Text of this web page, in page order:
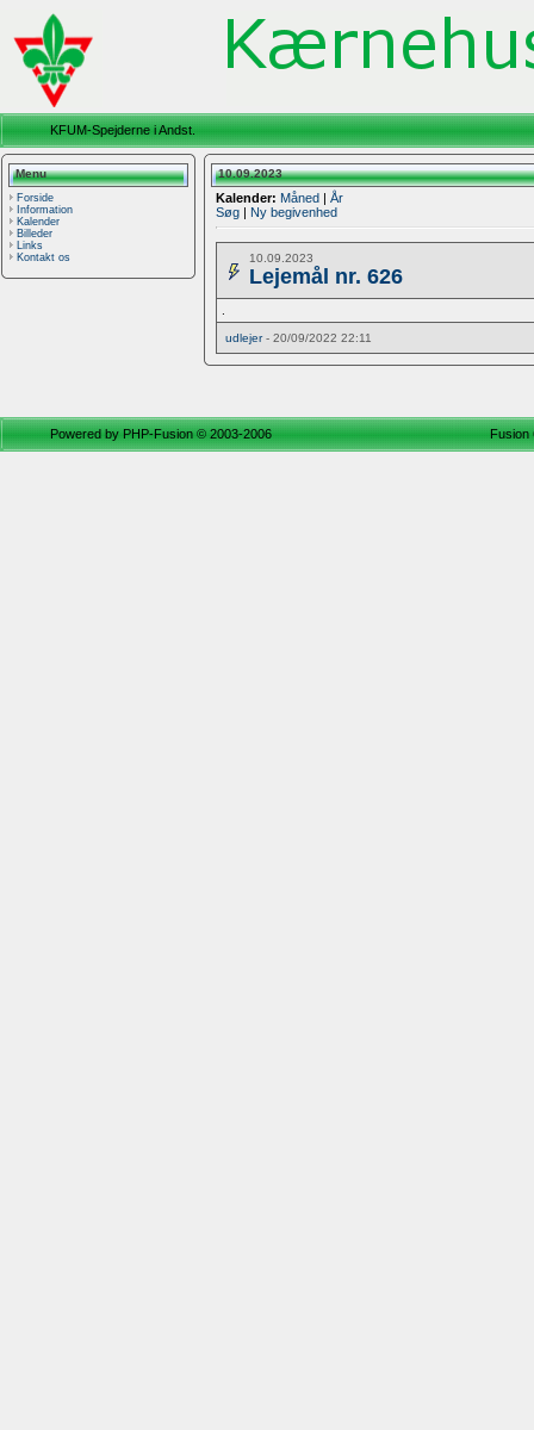
KFUM-Spejderne i Andst.
Menu
Forside
Information
Kalender
Billeder
Links
Kontakt os
10.09.2023
Kalender: Måned | År
Søg | Ny begivenhed
10.09.2023
Lejemål nr. 626
udlejer- 20/09/2022 22:11
Powered byPHP-Fusion© 2003-2006 Fusion